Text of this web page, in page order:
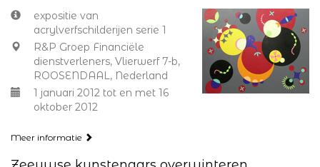
expositie van
acrylverfschilderijen serie 1
R&P Groep Financiële
dienstverleners, Vlierwerf 7-b,
ROOSENDAAL, Nederland
1 januari 2012 tot en met 16
oktober 2012
Meer informatie